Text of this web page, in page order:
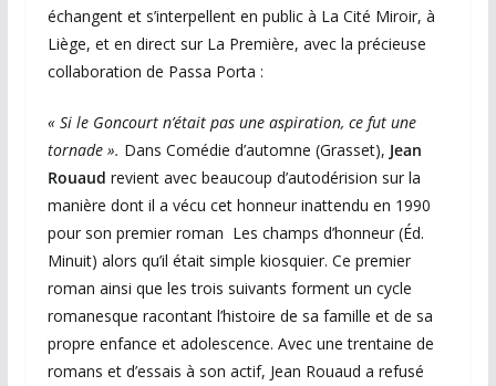
échangent et s’interpellent en public à La Cité Miroir, à
Liège, et en direct sur La Première, avec la précieuse
collaboration de Passa Porta :
« Si le Goncourt n’était pas une aspiration, ce fut une
tornade ». Dans Comédie d’automne (Grasset), Jean
Rouaud revient avec beaucoup d’autodérision sur la
manière dont il a vécu cet honneur inattendu en 1990
pour son premier roman Les champs d’honneur (Éd.
Minuit) alors qu’il était simple kiosquier. Ce premier
roman ainsi que les trois suivants forment un cycle
romanesque racontant l’histoire de sa famille et de sa
propre enfance et adolescence. Avec une trentaine de
romans et d’essais à son actif, Jean Rouaud a refusé